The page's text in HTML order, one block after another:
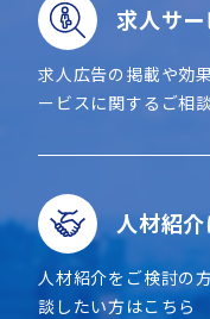
求人サ
求人広告の掲載や効
ービスに関するご相
人材紹
人材紹介をご検討の
談したい方はこちら